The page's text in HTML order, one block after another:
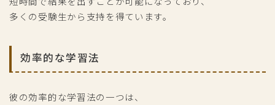
多くの受験生から支持を得ています。
効率的な学習法
彼の効率的な学習法の一つは、